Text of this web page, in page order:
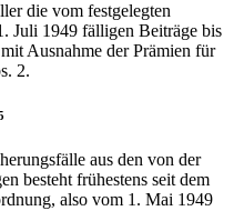
die vom festgelegten
Juli 1949 fälligen Beiträge bis
Ausnahme der Prämien für
2.
aus den von der
besteht frühestens seit dem
also vom 1. Mai 1949